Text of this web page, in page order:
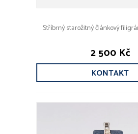
Stříbrný starožitný článkový
2 500 Kč
KONTAKT